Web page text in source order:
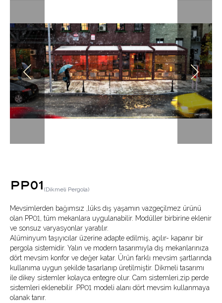
PP01 (Dikmeli Pergola)
Mevsimlerden bağımsız ,lüks dış yaşamın vazgeçilmez ürünü
olan PP01, tüm mekanlara uygulanabilir. Modüller birbirine eklenir
ve sonsuz varyasyonlar yaratılır.
Alüminyum taşıyıcılar üzerine adapte edilmiş, açılır- kapanır bir
pergola sistemidir. Yalın ve modern tasarımıyla dış mekanlarınıza
dört mevsim konfor ve değer katar. Ürün farklı mevsim şartlarında
kullanıma uygun şekilde tasarlanıp üretilmiştir. Dikmeli tasarımı
ile dikey sistemler kolayca entegre olur. Cam sistemleri,zip perde
sistemleri eklenebilir .PP01 modeli alanı dört mevsim kullanmaya
olanak tanır.